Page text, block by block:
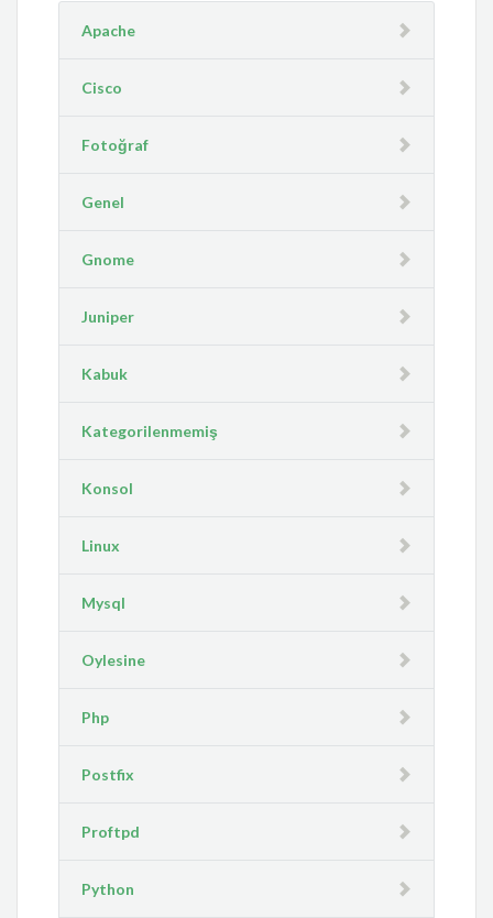
Apache
Cisco
Fotoğraf
Genel
Gnome
Juniper
Kabuk
Kategorilenmemiş
Konsol
Linux
Mysql
Oylesine
Php
Postfix
Proftpd
Python